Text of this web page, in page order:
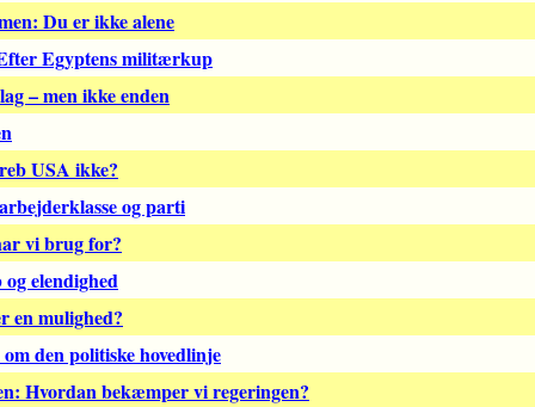
Du er ikke alene
Egyptens militærkup
– men ikke enden
USA ikke?
og parti
vi brug for?
elendighed
en mulighed?
den politiske hovedlinje
Hvordan bekæmper vi regeringen?